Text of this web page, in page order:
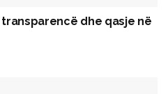
transparencë dhe qasje në